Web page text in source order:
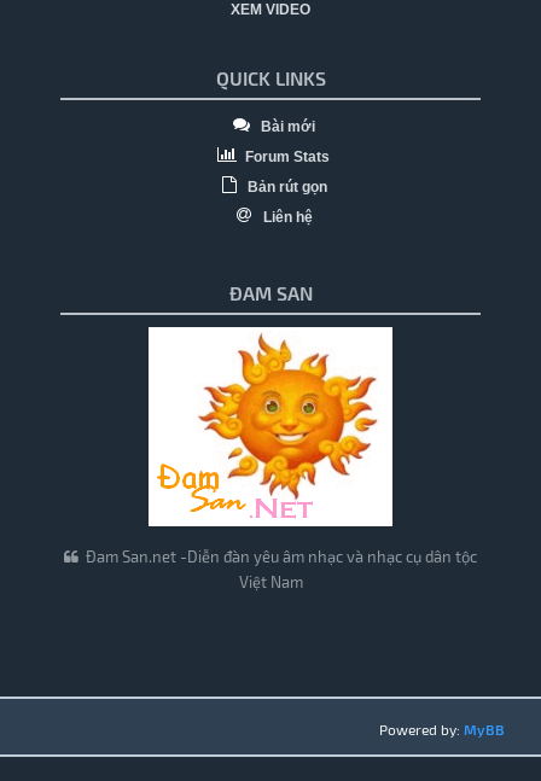
XEM VIDEO
QUICK LINKS
Bài mới
Forum Stats
Bản rút gọn
Liên hệ
ĐAM SAN
Đam San.net -Diễn đàn yêu âm nhạc và nhạc cụ dân tộc
Việt Nam
Powered by: MyBB